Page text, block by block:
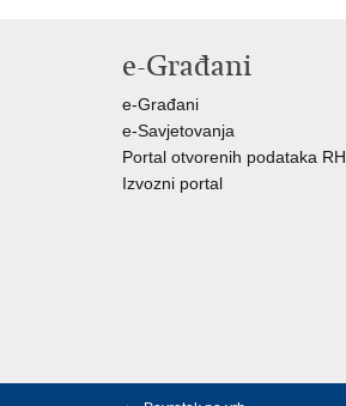
e-Građani
e-Građani
e-Savjetovanja
Portal otvorenih podataka RH
Izvozni portal